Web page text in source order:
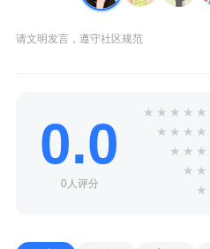
请文明发言，遵守社区规范
0.0
0人评分
★ ★ ★ ★ ★
★ ★ ★ ★
★ ★ ★
★ ★
★